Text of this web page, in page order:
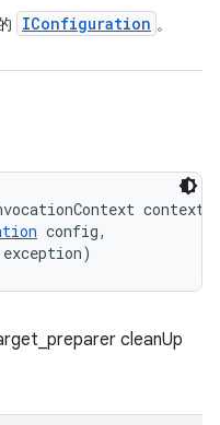
IConfiguration 。
config,
cleanUp